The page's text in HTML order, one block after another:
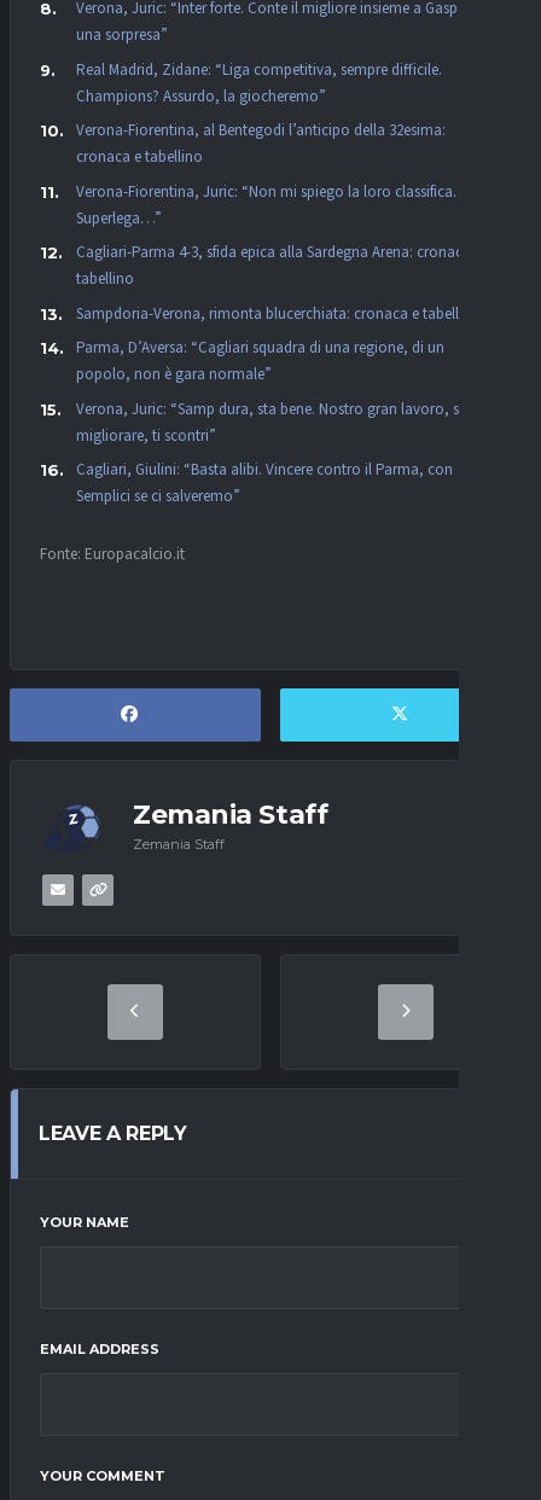
Verona, Juric: “Inter forte. Conte il migliore insieme a Gasp, non
una sorpresa”
Real Madrid, Zidane: “Liga competitiva, sempre difficile.
Champions? Assurdo, la giocheremo”
Verona-Fiorentina, al Bentegodi l’anticipo della 32esima:
cronaca e tabellino
Verona-Fiorentina, Juric: “Non mi spiego la loro classifica. La
Superlega…”
Cagliari-Parma 4-3, sfida epica alla Sardegna Arena: cronaca e
tabellino
Sampdoria-Verona, rimonta blucerchiata: cronaca e tabellino
Parma, D’Aversa: “Cagliari squadra di una regione, di un
popolo, non è gara normale”
Verona, Juric: “Samp dura, sta bene. Nostro gran lavoro, se vuoi
migliorare, ti scontri”
Cagliari, Giulini: “Basta alibi. Vincere contro il Parma, con
Semplici se ci salveremo”
Fonte: Europacalcio.it
Zemania Staff
Zemania Staff
LEAVE A REPLY
YOUR NAME
EMAIL ADDRESS
YOUR COMMENT